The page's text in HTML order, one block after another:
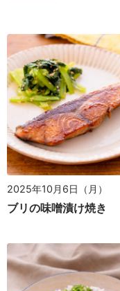
2025年10月6日（月）
ブリの味噌漬け焼き